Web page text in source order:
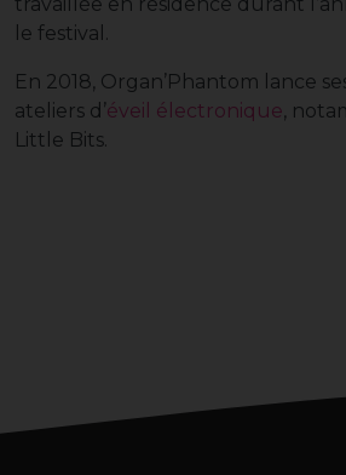
le festival.
En 2018, Organ’Phantom lance
ateliers d’éveil électronique,
Little Bits.